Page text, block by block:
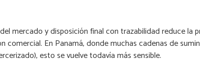
mercado y disposición final con trazabilidad reduce la
comercial. En Panamá, donde muchas cadenas de
esto se vuelve todavía más sensible.